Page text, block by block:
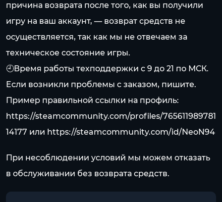
причина возврата после того, как вы получили
игру на ваш аккаунт, — возврат средств не
осуществляется, так как мы не отвечаем за
техническое состояние игры.
🕘Время работы техподдержки с 9 до 21 по МСК.
Если возникли проблемы с заказом, пишите.
Пример правильной ссылки на профиль:
https://steamcommunity.com/profiles/765611989781
14177 или https://steamcommunity.com/id/NeoN94
При несоблюдении условий мы можем отказать
в обслуживании без возврата средств.